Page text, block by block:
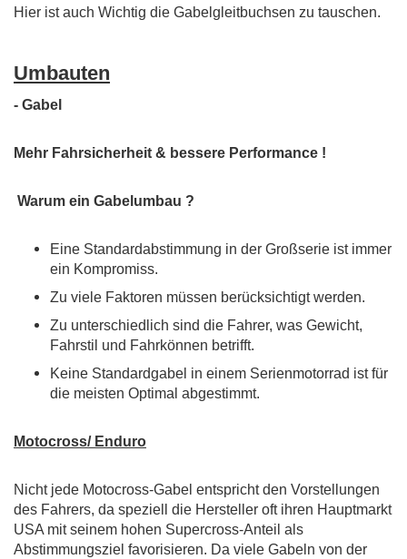
Hier ist auch Wichtig die Gabelgleitbuchsen zu tauschen.
Umbauten
- Gabel
Mehr Fahrsicherheit & bessere Performance !
Warum ein Gabelumbau ?
Eine Standardabstimmung in der Großserie ist immer
ein Kompromiss.
Zu viele Faktoren müssen berücksichtigt werden.
Zu unterschiedlich sind die Fahrer, was Gewicht,
Fahrstil und Fahrkönnen betrifft.
Keine Standardgabel in einem Serienmotorrad ist für
die meisten Optimal abgestimmt.
Motocross/ Enduro
Nicht jede Motocross-Gabel entspricht den Vorstellungen
des Fahrers, da speziell die Hersteller oft ihren Hauptmarkt
USA mit seinem hohen Supercross-Anteil als
Abstimmungsziel favorisieren. Da viele Gabeln von der